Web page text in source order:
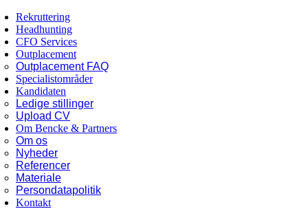
Rekruttering
Headhunting
CFO Services
Outplacement
Outplacement FAQ
Specialistområder
Kandidaten
Ledige stillinger
Upload CV
Om Bencke & Partners
Om os
Nyheder
Referencer
Materiale
Persondatapolitik
Kontakt